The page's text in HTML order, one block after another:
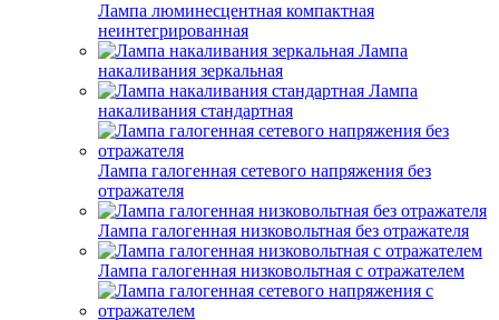
Лампа люминесцентная компактная
неинтегрированная
Лампа
накаливания зеркальная
Лампа
накаливания стандартная
Лампа галогенная сетевого напряжения без
отражателя
Лампа галогенная низковольтная без отражателя
Лампа галогенная низковольтная с отражателем